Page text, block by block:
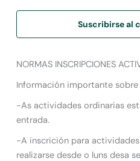
Suscribirse al
NORMAS INSCRIPCIONES
Información importante
-As actividades ordinarias
entrada.
-A inscrición para
realizarse desde o luns desa